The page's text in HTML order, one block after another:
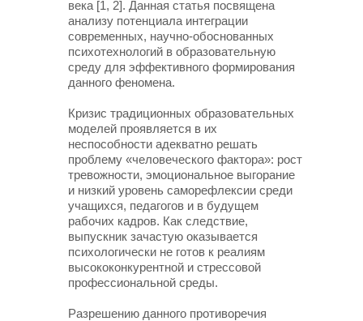
века [1, 2]. Данная статья посвящена
анализу потенциала интеграции
современных, научно-обоснованных
психотехнологий в образовательную
среду для эффективного формирования
данного феномена.
Кризис традиционных образовательных
моделей проявляется в их
неспособности адекватно решать
проблему «человеческого фактора»: рост
тревожности, эмоциональное выгорание
и низкий уровень саморефлексии среди
учащихся, педагогов и в будущем
рабочих кадров. Как следствие,
выпускник зачастую оказывается
психологически не готов к реалиям
высококонкурентной и стрессовой
профессиональной среды.
Разрешению данного противоречия